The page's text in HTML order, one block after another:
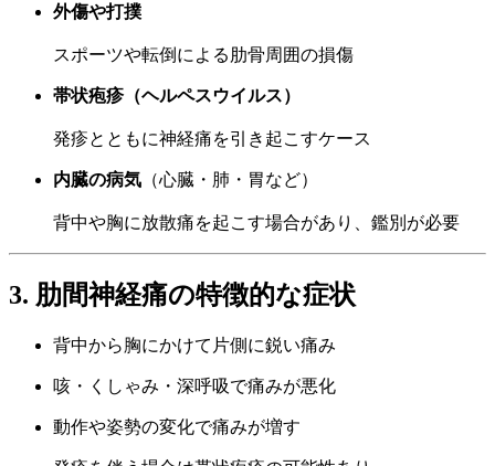
外傷や打撲
スポーツや転倒による肋骨周囲の損傷
帯状疱疹（ヘルペスウイルス）
発疹とともに神経痛を引き起こすケース
内臓の病気 （心臓・肺・胃など）
背中や胸に放散痛を起こす場合があり、鑑別が必要
3. 肋間神経痛の特徴的な症状
背中から胸にかけて片側に鋭い痛み
咳・くしゃみ・深呼吸で痛みが悪化
動作や姿勢の変化で痛みが増す